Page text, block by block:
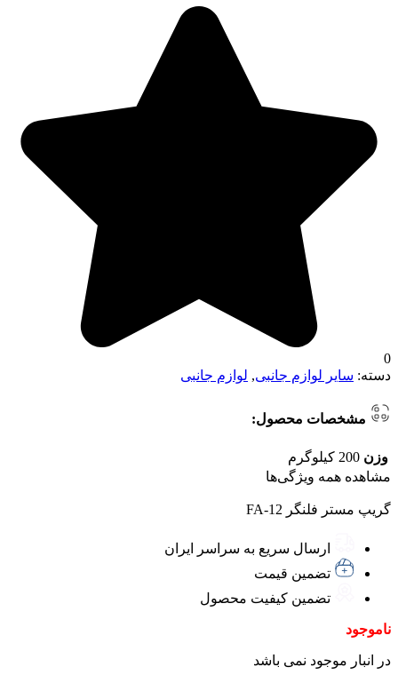
0
دسته: سایر لوازم جانبی, لوازم جانبی
مشخصات محصول:
وزن 200 کیلوگرم
مشاهده همه ویژگی‌ها
گریپ مستر فلنگر FA-12
ارسال سریع به سراسر ایران
تضمین قیمت
تضمین کیفیت محصول
ناموجود
در انبار موجود نمی باشد